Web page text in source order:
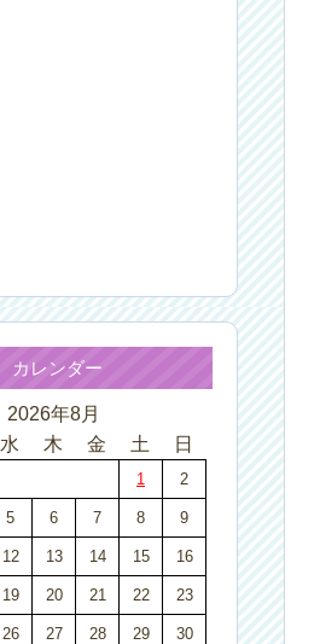
カレンダー
2026年8月
水 木 金 土 日
1 2
5 6 7 8 9
12 13 14 15 16
19 20 21 22 23
26 27 28 29 30